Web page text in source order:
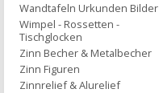
Wandtafeln Urkunden Bilder
Wimpel - Rossetten -
Tischglocken
Zinn Becher & Metalbecher
Zinn Figuren
Zinnrelief & Alurelief